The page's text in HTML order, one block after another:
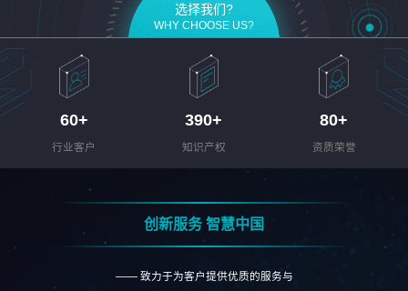
选择我们?
WHY CHOOSE US?
60+
行业客户
390+
知识产权
80+
资质荣誉
创新服务 智慧中国
—— 致力于为客户提供优质的服务与